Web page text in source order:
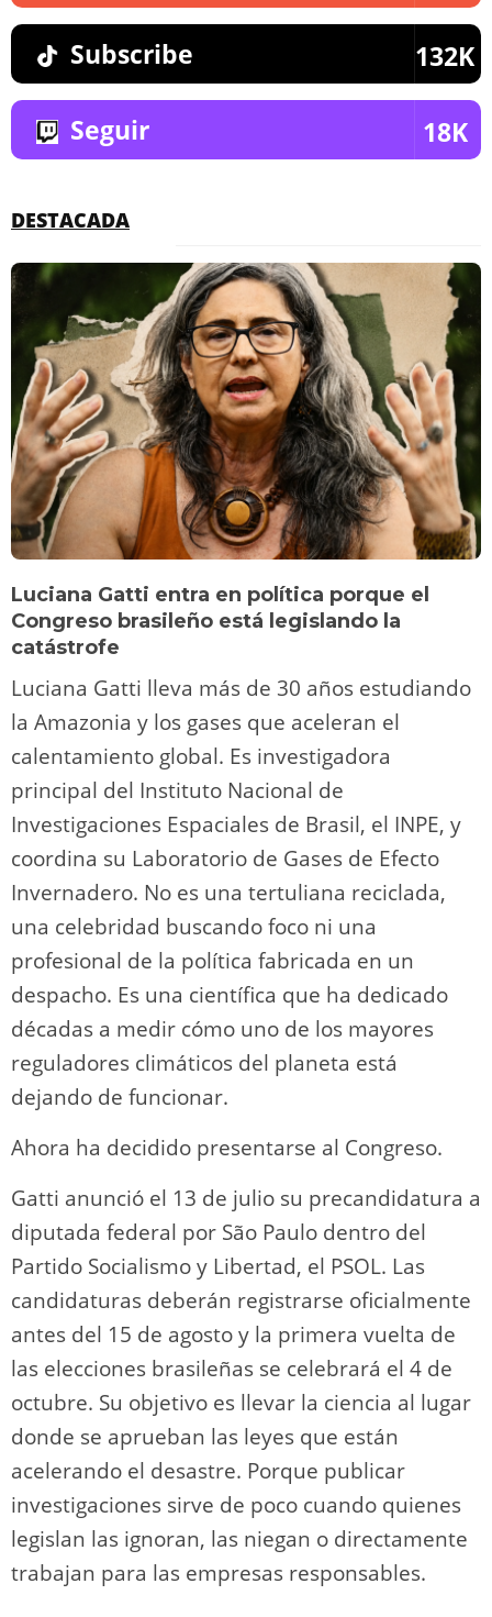
Subscribe 132K
Seguir 18K
DESTACADA
Luciana Gatti entra en política porque el
Congreso brasileño está legislando la
catástrofe
Luciana Gatti lleva más de 30 años estudiando
la Amazonia y los gases que aceleran el
calentamiento global. Es investigadora
principal del Instituto Nacional de
Investigaciones Espaciales de Brasil, el INPE, y
coordina su Laboratorio de Gases de Efecto
Invernadero. No es una tertuliana reciclada,
una celebridad buscando foco ni una
profesional de la política fabricada en un
despacho. Es una científica que ha dedicado
décadas a medir cómo uno de los mayores
reguladores climáticos del planeta está
dejando de funcionar.
Ahora ha decidido presentarse al Congreso.
Gatti anunció el 13 de julio su precandidatura a
diputada federal por São Paulo dentro del
Partido Socialismo y Libertad, el PSOL. Las
candidaturas deberán registrarse oficialmente
antes del 15 de agosto y la primera vuelta de
las elecciones brasileñas se celebrará el 4 de
octubre. Su objetivo es llevar la ciencia al lugar
donde se aprueban las leyes que están
acelerando el desastre. Porque publicar
investigaciones sirve de poco cuando quienes
legislan las ignoran, las niegan o directamente
trabajan para las empresas responsables.